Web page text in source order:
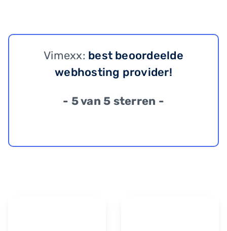
Vimexx: best beoordeelde
webhosting provider!
- 5 van 5 sterren -